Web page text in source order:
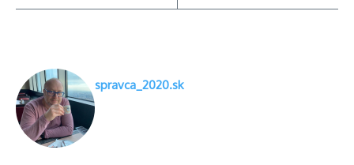
spravca_2020.sk